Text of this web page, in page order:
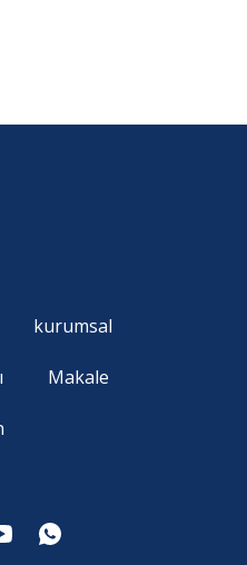
kurumsal
Makale